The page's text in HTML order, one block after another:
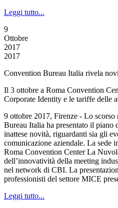
Leggi tutto...
9
Ottobre
2017
2017
Convention Bureau Italia rivela
Il 3 ottobre a Roma Convention
Corporate Identity e le tariffe delle
9 ottobre 2017, Firenze - Lo
Bureau Italia ha presentato il piano
inattese novità, riguardanti sia gli
comunicazione aziendale. La sede
Roma Convention Center La
dell’innovatività della meeting
nel network di CBI. La
professionisti del settore MICE
Leggi tutto...